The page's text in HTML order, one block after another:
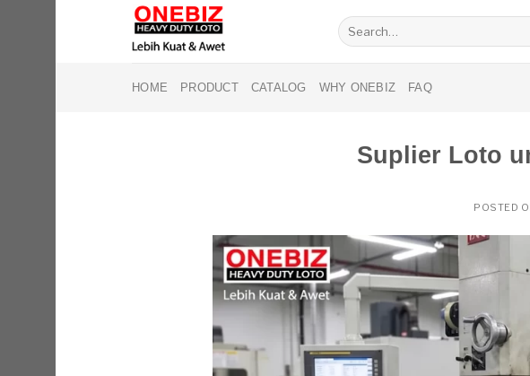
Search
for:
HOME PRODUCT CATALOG WHY ONEBIZ FAQ
Suplier Loto
POSTED